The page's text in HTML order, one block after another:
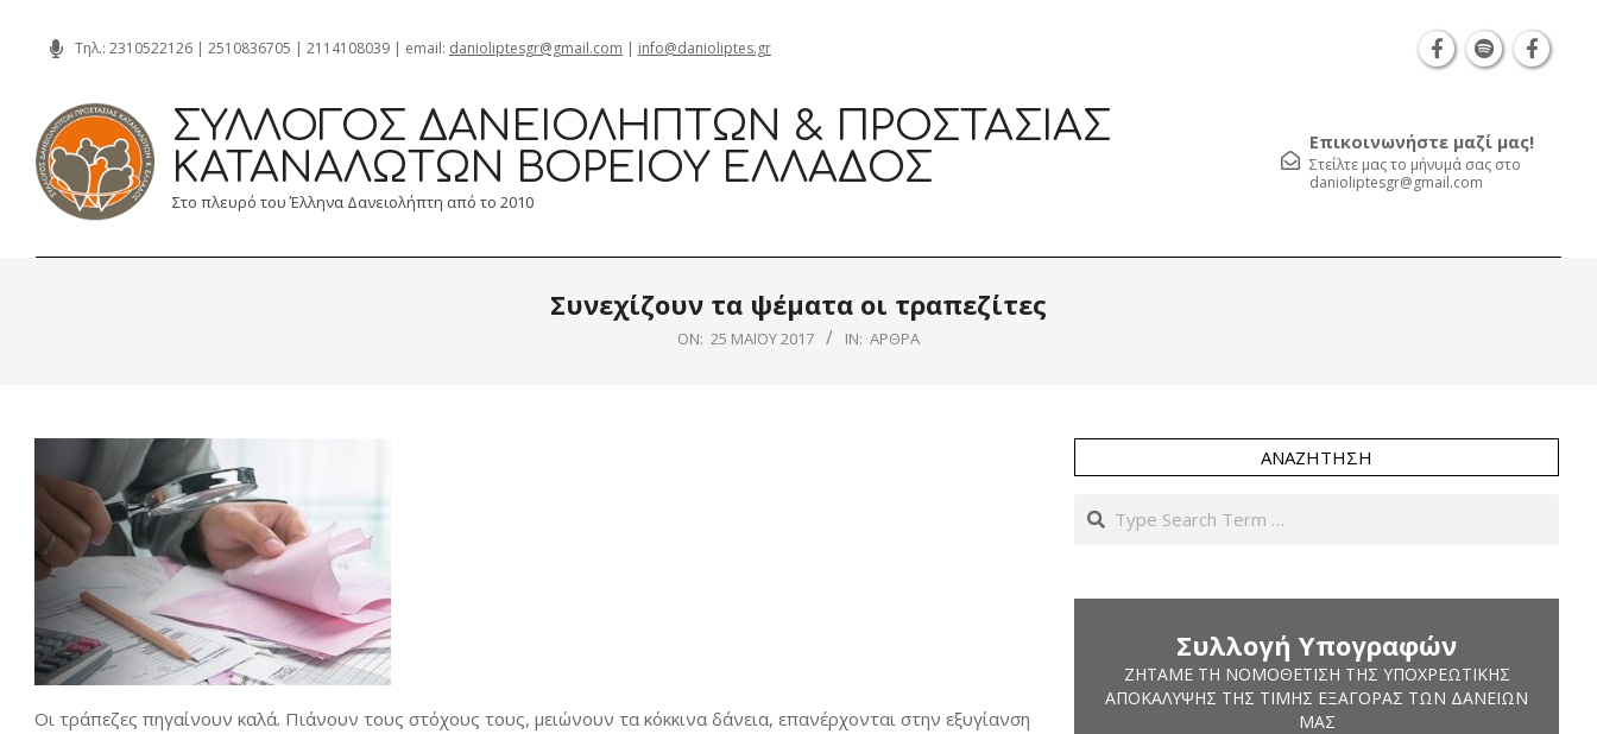
content
Τηλ.: 2310522126 | 2510836705 | 2114108039 | email: danioliptesgr@gmail.com | info@danioliptes.gr
ΣΎΛΛΟΓΟΣ ΔΑΝΕΙΟΛΗΠΤΏΝ & ΠΡΟΣΤΑΣΊΑΣ
ΚΑΤΑΝΑΛΩΤΏΝ ΒΟΡΕΊΟΥ ΕΛΛΆΔΟΣ
Στο πλευρό του Έλληνα Δανειολήπτη από το 2010
Επικοινωνήστε μαζί μας!
Στείλτε μας το μήνυμά σας στο
danioliptesgr@gmail.com
Συνεχίζουν τα ψέματα οι τραπεζίτες
ON: 25 ΜΑΪ́ΟΥ 2017 IN: ΆΡΘΡΑ
Οι τράπεζες πηγαίνουν καλά. Πιάνουν τους στόχους τους, μειώνουν τα κόκκινα δάνεια, επανέρχονται στην εξυγίανση
ΑΝΑΖΉΤΗΣΗ
Search
Συλλογή Υπογραφών
ΖΗΤΆΜΕ ΤΗ ΝΟΜΟΘΈΤΙΣΗ ΤΗΣ ΥΠΟΧΡΕΩΤΙΚΉΣ
ΑΠΟΚΆΛΥΨΗΣ ΤΗΣ ΤΙΜΉΣ ΕΞΑΓΟΡΆΣ ΤΩΝ ΔΑΝΕΊΩΝ
ΜΑΣ